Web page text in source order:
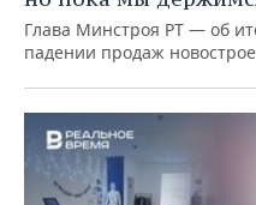
Глава Минстроя РТ — об
падении продаж